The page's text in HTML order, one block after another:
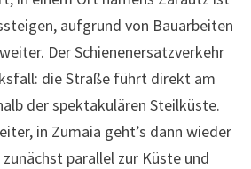
aufgrund von Bauarbeiten
Der Schienenersatzverkehr
die Straße führt direkt am
der spektakulären Steilküste.
in Zumaia geht’s dann wieder
parallel zur Küste und